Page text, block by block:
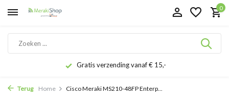
0
Gratis verzending vanaf € 15,-
Terug Home Cisco Meraki MS210-48FP Enterp...